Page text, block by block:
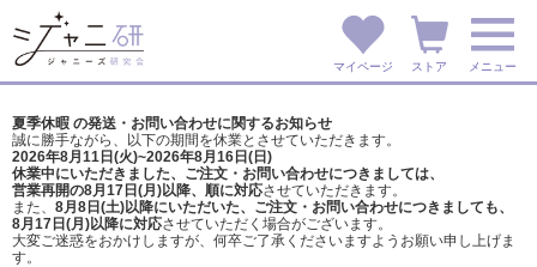
マイページ ストア メニュー
夏季休暇 の発送・お問い合わせに関するお知らせ
誠に勝手ながら、以下の期間を休業とさせていただきます。
2026年8月11日(火)~2026年8月16日(日)
休業中にいただきました、ご注文・お問い合わせにつきましては、
営業再開の8月17日(月)以降、順に対応させていただきます。
また、 8月8日(土)以降にいただいた、ご注文・ お問い合わせにつきましても、
8月17日(月)以降に対応させていただく場合がございます。
大変ご迷惑をおかけしますが、 何卒ご了承くださいますようお願い申し上げま
す。